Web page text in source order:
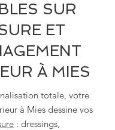
SUR
ET
À MIES
totale, votre
à Mies dessine vos
: dressings,